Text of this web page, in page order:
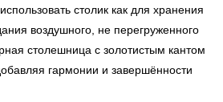
столик как для хранения
воздушного, не перегруженного
столешница с золотистым кантом
гармонии и завершённости